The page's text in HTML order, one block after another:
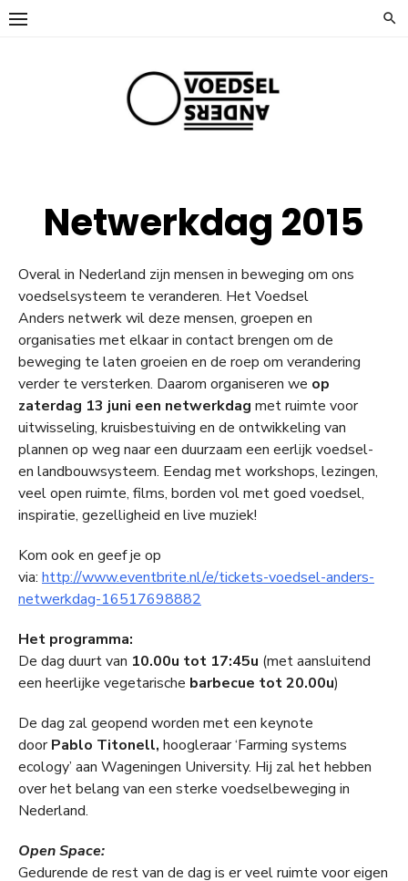
Ga
naar
Netwerkdag 2015
Overal in Nederland zijn mensen in beweging om ons
voedselsysteem te veranderen. Het Voedsel
Anders netwerk wil deze mensen, groepen en
organisaties met elkaar in contact brengen om de
beweging te laten groeien en de roep om verandering
verder te versterken. Daarom organiseren we op
zaterdag 13 juni een netwerkdag met ruimte voor
uitwisseling, kruisbestuiving en de ontwikkeling van
plannen op weg naar een duurzaam een eerlijk voedsel-
en landbouwsysteem. Eendag met workshops, lezingen,
veel open ruimte, films, borden vol met goed voedsel,
inspiratie, gezelligheid en live muziek!
Kom ook en geef je op
via: http://www.eventbrite.nl/e/tickets-voedsel-anders-
netwerkdag-16517698882
Het programma:
De dag duurt van 10.00u tot 17:45u (met aansluitend
een heerlijke vegetarische barbecue tot 20.00u)
De dag zal geopend worden met een keynote
doorPablo Titonell, hoogleraar ‘Farming systems
ecology’ aan Wageningen University. Hij zal het hebben
over het belang van een sterke voedselbeweging in
Nederland.
Open Space:
Gedurende de rest van de dag is er veel ruimte voor eigen